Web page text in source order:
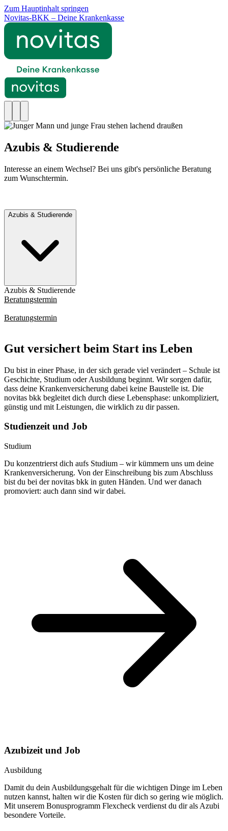
Zum Hauptinhalt springen
Novitas-BKK – Deine Krankenkasse
Azubis & Studierende
Interesse an einem Wechsel? Bei uns gibt's persönliche Beratung
zum Wunschtermin.
Azubis & Studierende
Azubis & Studierende
Beratungstermin
Beratungstermin
Gut versichert beim Start ins Leben
Du bist in einer Phase, in der sich gerade viel verändert – Schule ist
Geschichte, Studium oder Ausbildung beginnt. Wir sorgen dafür,
dass deine Krankenversicherung dabei keine Baustelle ist. Die
novitas bkk begleitet dich durch diese Lebensphase: unkompliziert,
günstig und mit Leistungen, die wirklich zu dir passen.
Studienzeit und Job
Studium
Du konzentrierst dich aufs Studium – wir kümmern uns um deine
Krankenversicherung. Von der Einschreibung bis zum Abschluss
bist du bei der novitas bkk in guten Händen. Und wer danach
promoviert: auch dann sind wir dabei.
Azubizeit und Job
Ausbildung
Damit du dein Ausbildungsgehalt für die wichtigen Dinge im Leben
nutzen kannst, halten wir die Kosten für dich so gering wie möglich.
Mit unserem Bonusprogramm Flexcheck verdienst du dir als Azubi
besondere Vorteile.